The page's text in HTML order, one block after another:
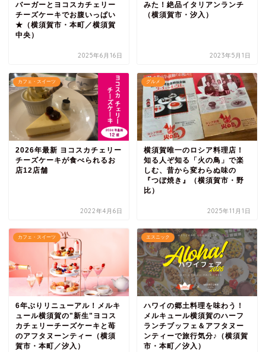
バーガーとヨコスカチェリー
チーズケーキでお腹いっぱい
★（横須賀市・本町／横須賀
中央）
2025年6月16日
みた！絶品イタリアンランチ
（横須賀市・汐入）
2023年5月1日
カフェ・スイーツ
2026年最新 ヨコスカチェリー
チーズケーキが食べられるお
店12店舗
2022年4月6日
グルメ
横須賀唯一のロシア料理店！
知る人ぞ知る「火の鳥」で楽
しむ、昔から変わらぬ味の
『つぼ焼き』（横須賀市・野
比）
2025年11月1日
カフェ・スイーツ
6年ぶりリニューアル！メルキ
ュール横須賀の"新生"ヨコス
カチェリーチーズケーキと苺
のアフタヌーンティー（横須
賀市・本町／汐入）
エスニック
ハワイの郷土料理を味わう！
メルキュール横須賀のハーフ
ランチブッフェ＆アフタヌー
ンティーで旅行気分♪（横須賀
市・本町／汐入）